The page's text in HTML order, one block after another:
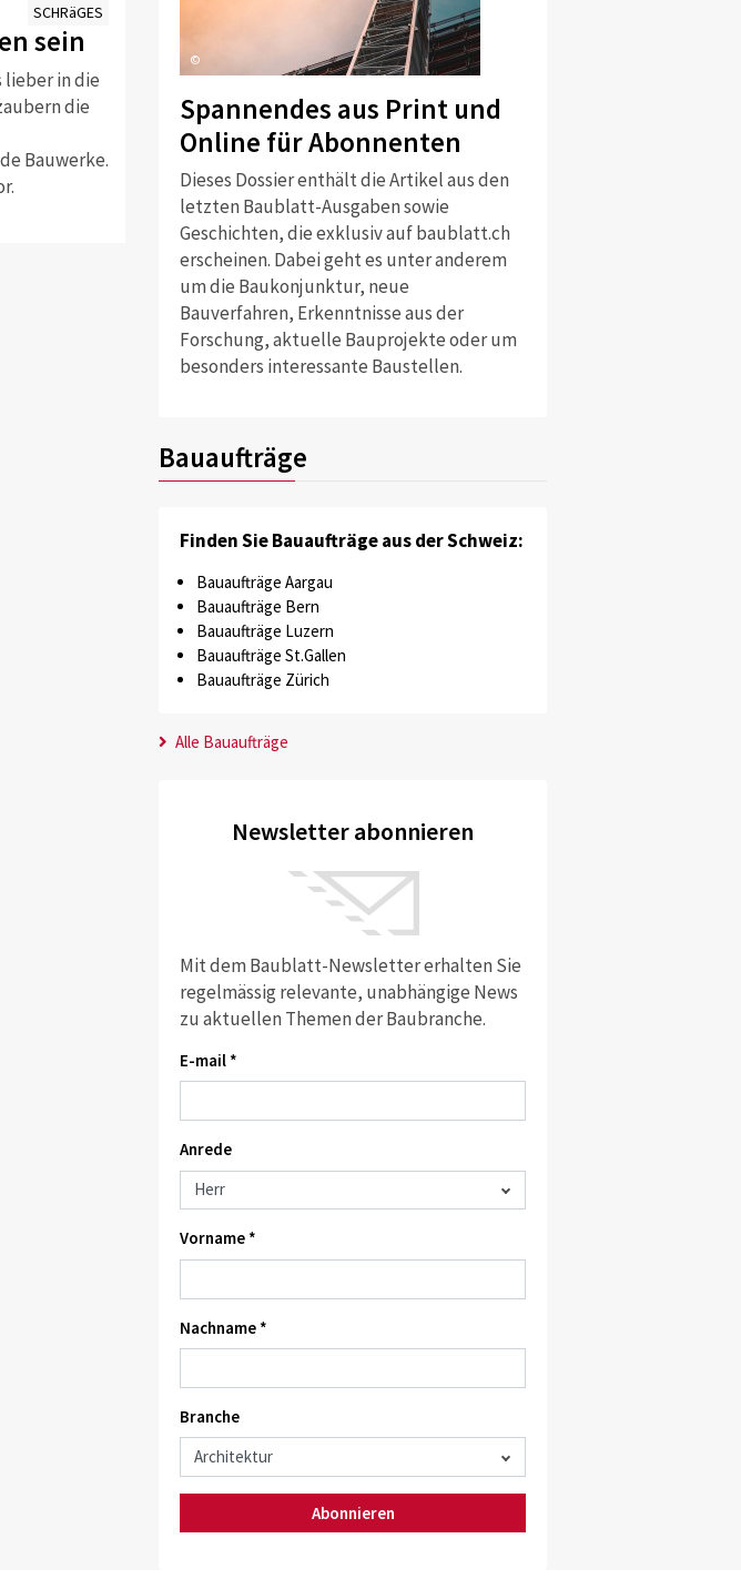
SCHRäGES
sein
lieber in die
die
Bauwerke.
©
Spannendes aus Print und
Online für Abonnenten
Dieses Dossier enthält die Artikel aus den
letzten Baublatt-Ausgaben sowie
Geschichten, die exklusiv auf baublatt.ch
erscheinen. Dabei geht es unter anderem
um die Baukonjunktur, neue
Bauverfahren, Erkenntnisse aus der
Forschung, aktuelle Bauprojekte oder um
besonders interessante Baustellen.
Bauaufträge
Finden Sie Bauaufträge aus der Schweiz:
Bauaufträge Aargau
Bauaufträge Bern
Bauaufträge Luzern
Bauaufträge St.Gallen
Bauaufträge Zürich
Alle Bauaufträge
Newsletter abonnieren
Mit dem Baublatt-Newsletter erhalten Sie
regelmässig relevante, unabhängige News
zu aktuellen Themen der Baubranche.
E-mail *
Anrede
Vorname *
Nachname *
Branche
Abonnieren